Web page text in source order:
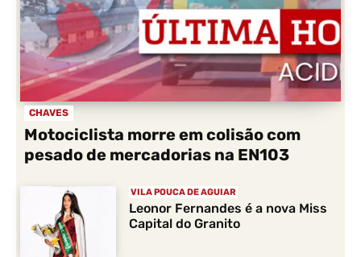
CHAVES
Motociclista morre em colisão com
pesado de mercadorias na EN103
VILA POUCA DE AGUIAR
Leonor Fernandes é a nova Miss
Capital do Granito